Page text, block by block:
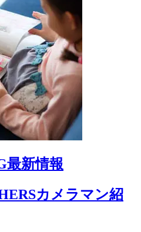
最新情報
カメラマン紹